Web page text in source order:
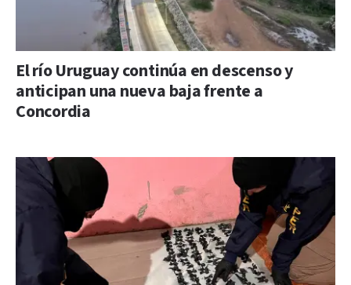
El río Uruguay continúa en descenso y
anticipan una nueva baja frente a
Concordia